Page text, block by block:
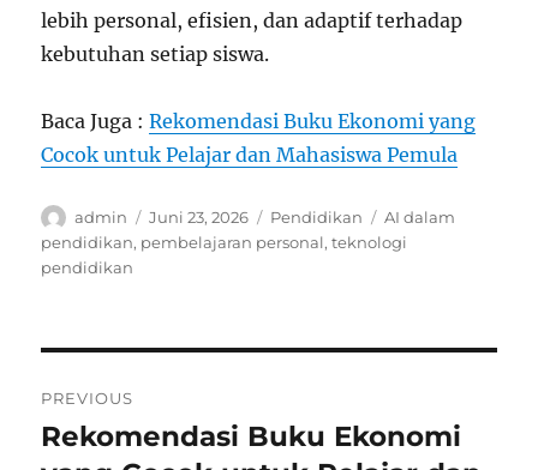
lebih personal, efisien, dan adaptif terhadap
kebutuhan setiap siswa.
Baca Juga :Rekomendasi Buku Ekonomi yang
Cocok untuk Pelajar dan Mahasiswa Pemula
Author
admin
Posted
on
Juni 23, 2026 Categories
Pendidikan Tags
AI dalam
pendidikan, pembelajaran personal,teknologi
pendidikan
pos
PREVIOUS
Previous
Rekomendasi Buku Ekonomi